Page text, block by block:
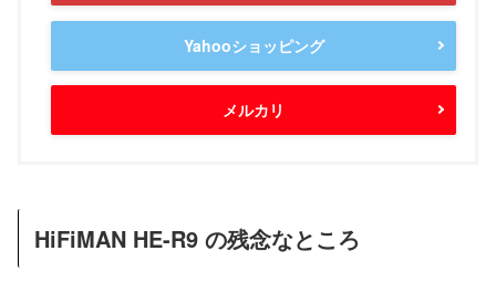
Yahooショッピング
メルカリ
HiFiMAN HE-R9 の残念なところ